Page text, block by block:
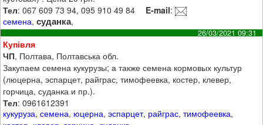
Тел: 067 609 73 94, 095 910 49 84 E-mail:
семена,суданка,
26/03/2021 09:31
Купівля
ЧП, Полтава, Полтавська обл.
Закупаем семена кукурузы; а также семена кормовых культур
(люцерна, эспарцет, райграс, тимофеевка, костер, клевер,
горчица, суданка и пр.).
Тел: 0961612391
кукуруза,семена, юцерна,эспарцет, райграс,тимофеевка,